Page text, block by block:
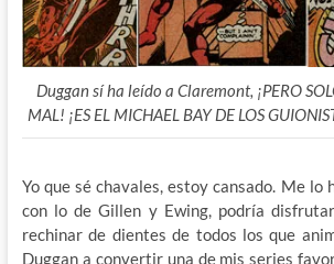
Duggan sí ha leído a Claremont, ¡PERO
MAL! ¡ES EL MICHAEL BAY DE LOS
Yo que sé chavales, estoy cansado. Me lo
con lo de Gillen y Ewing, podría
rechinar de dientes de todos los que
Duggan a convertir una de mis series